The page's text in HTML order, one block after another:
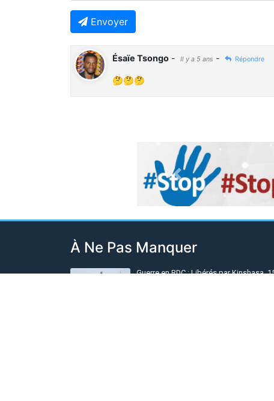
Envoyer
Ésaïe Tsongo - Il y a 5 ans - Répondre
🤔🤔🤔
Previous
À Ne Pas Manquer
Guerre en RDC : Libérés par Kinshasa,